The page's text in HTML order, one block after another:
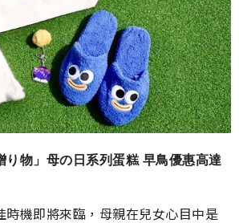
り物」母の日系列蛋糕 早鳥優惠高達
時機即將來臨，母親在兒女心目中是